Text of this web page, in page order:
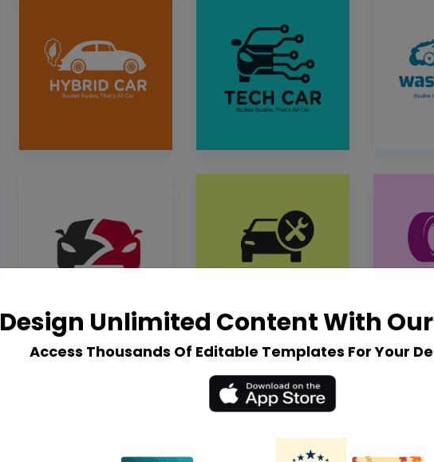
Design Unlimited Content With
Access Thousands Of Editable Templates For Your